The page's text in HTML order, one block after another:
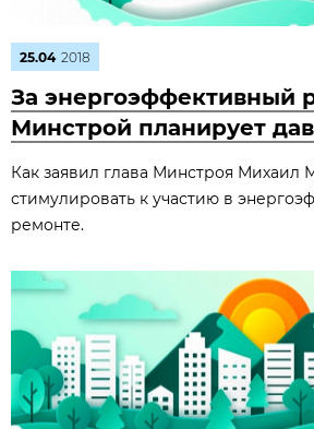
25.04 2018
За энергоэффективный
Минстрой планирует
Как заявил глава Минстроя Михаил
стимулировать к участию в
ремонте.